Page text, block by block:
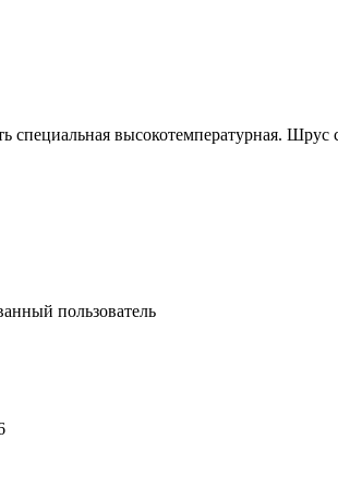
специальная высокотемпературная. Шрус